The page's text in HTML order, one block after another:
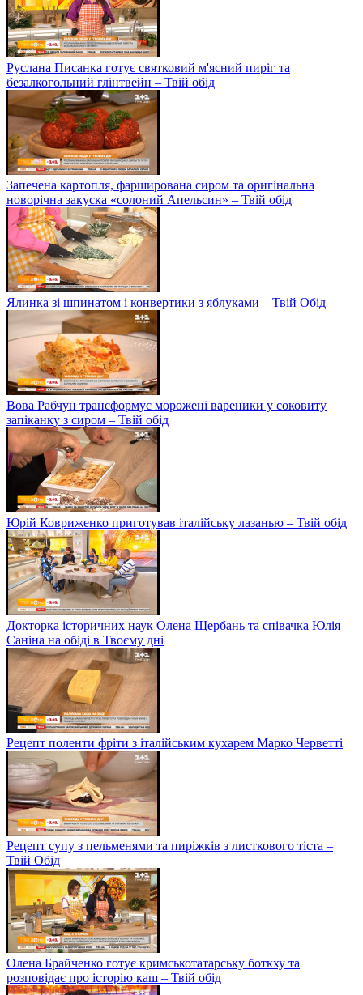
Руслана Писанка готує святковий м'ясний пиріг та
безалкогольний глінтвейн – Твій обід
Запечена картопля, фарширована сиром та оригінальна
новорічна закуска «солоний Апельсин» – Твій обід
Ялинка зі шпинатом і конвертики з яблуками – Твій Обід
Вова Рабчун трансформує морожені вареники у соковиту
запіканку з сиром – Твій обід
Юрій Ковриженко приготував італійську лазанью – Твій обід
Докторка історичних наук Олена Щербань та співачка Юлія
Саніна на обіді в Твоєму дні
Рецепт поленти фріти з італійським кухарем Марко Черветті
Рецепт супу з пельменями та пиріжків з листкового тіста –
Твій Обід
Олена Брайченко готує кримськотатарську боткху та
розповідає про історію каш – Твій обід